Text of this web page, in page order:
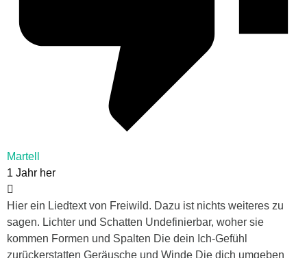
Martell
1 Jahr her
Hier ein Liedtext von Freiwild. Dazu ist nichts weiteres zu
sagen. Lichter und Schatten Undefinierbar, woher sie
kommen Formen und Spalten Die dein Ich-Gefühl
zurückerstatten Geräusche und Winde Die dich umgeben